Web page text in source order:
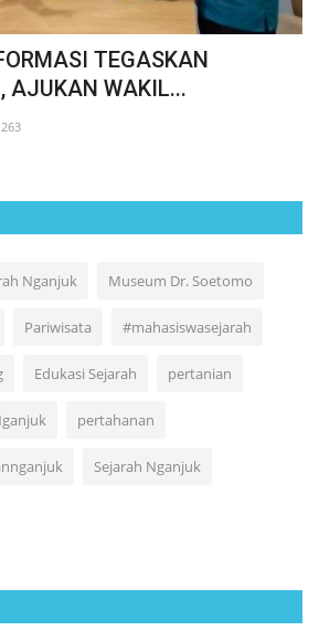
TEGASKAN
AJUKAN WAKIL...
263
Nganjuk Museum Dr. Soetomo
Pariwisata #mahasiswasejarah
Edukasi Sejarah pertanian
pertahanan
Sejarah Nganjuk